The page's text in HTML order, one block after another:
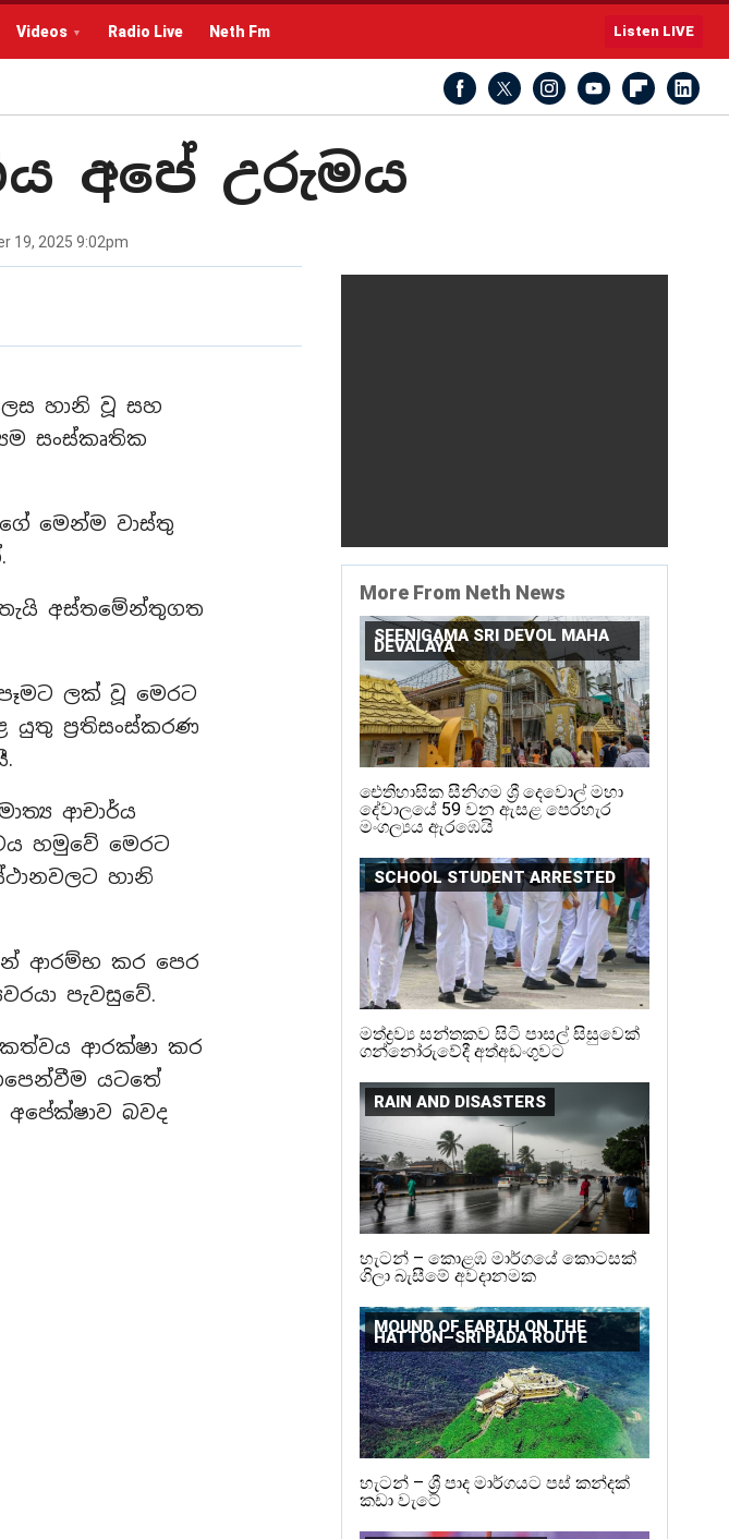
Videos Radio Live Neth Fm Listen LIVE
අපේ උරුමය
19, 2025 9:02pm
හානි වූ සහ
සංස්කෘතික
මෙන්ම වාස්තු
අස්තමේන්තුගත
ලක් වූ මෙරට
යුතු ප්‍රතිසංස්කරණ
ආචාර්ය
හමුවේ මෙරට
හානි
ආරම්භ කර පෙර
පැවසුවේ.
ආරක්ෂා කර
යටතේ
බවද
More From Neth News
SEENIGAMA SRI DEVOL MAHA
DEVALAYA
ඓතිහාසික සීනිගම ශ්‍රී දෙවොල් මහා
දේවාලයේ 59 වන ඇසළ පෙරහැර
මංගල්‍යය ඇරඹෙයි
SCHOOL STUDENT ARRESTED
මත්ද්‍රව්‍ය සන්තකව සිටි පාසල් සිසුවෙක්
ගන්නෝරුවේදී අත්අඩංගුවට
RAIN AND DISASTERS
හැටන් – කොළඹ මාර්ගයේ කොටසක්
ගිලා බැසීමේ අවදානමක
MOUND OF EARTH ON THE
HATTON–SRI PADA ROUTE
හැටන් – ශ්‍රී පාද මාර්ගයට පස් කන්දක්
කඩා වැටේ